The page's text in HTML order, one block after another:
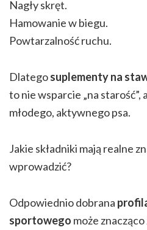
Nagły skręt.
Hamowanie w biegu.
Powtarzalność ruchu.
Dlategosuplementy na
to nie wsparcie „na
młodego, aktywnego psa.
Jakie składniki mają realne
wprowadzić?
Odpowiednio dobrana
sportowego może